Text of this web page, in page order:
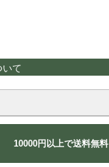
て
10000円以上で送料無料